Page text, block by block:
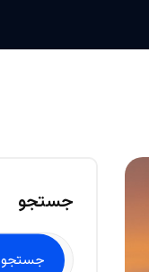
جستجو
جستجو